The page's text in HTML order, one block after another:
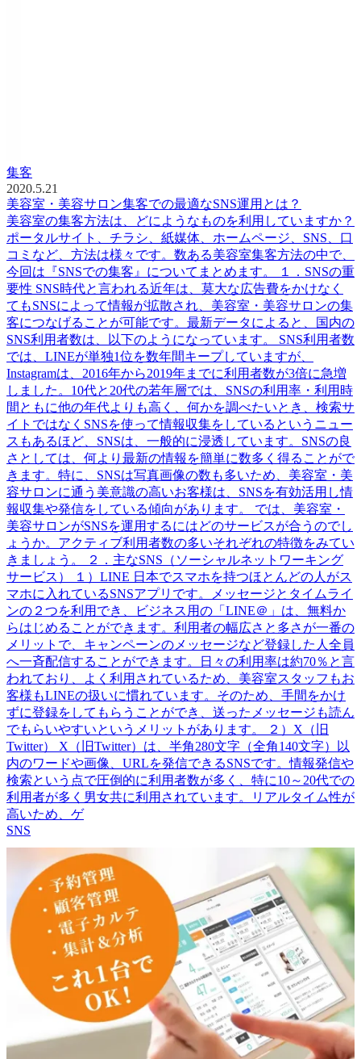
集客
2020.5.21
美容室・美容サロン集客での最適なSNS運用とは？
美容室の集客方法は、どにようなものを利用していますか？
ポータルサイト、チラシ、紙媒体、ホームページ、SNS、口
コミなど、方法は様々です。数ある美容室集客方法の中で、
今回は『SNSでの集客』についてまとめます。 １．SNSの重
要性 SNS時代と言われる近年は、莫大な広告費をかけなく
てもSNSによって情報が拡散され、美容室・美容サロンの集
客につなげることが可能です。最新データによると、国内の
SNS利用者数は、以下のようになっています。 SNS利用者数
では、LINEが単独1位を数年間キープしていますが、
Instagramは、2016年から2019年までに利用者数が3倍に急増
しました。10代と20代の若年層では、SNSの利用率・利用時
間ともに他の年代よりも高く、何かを調べたいとき、検索サ
イトではなくSNSを使って情報収集をしているというニュー
スもあるほど、SNSは、一般的に浸透しています。SNSの良
さとしては、何より最新の情報を簡単に数多く得ることがで
きます。特に、SNSは写真画像の数も多いため、美容室・美
容サロンに通う美意識の高いお客様は、SNSを有効活用し情
報収集や発信をしている傾向があります。 では、美容室・
美容サロンがSNSを運用するにはどのサービスが合うのでし
ょうか。アクティブ利用者数の多いそれぞれの特徴をみてい
きましょう。 ２．主なSNS（ソーシャルネットワーキング
サービス） １）LINE 日本でスマホを持つほとんどの人がス
マホに入れているSNSアプリです。メッセージとタイムライ
ンの２つを利用でき、ビジネス用の「LINE＠」は、無料か
らはじめることができます。利用者の幅広さと多さが一番の
メリットで、キャンペーンのメッセージなど登録した人全員
へ一斉配信することができます。日々の利用率は約70％と言
われており、よく利用されているため、美容室スタッフもお
客様もLINEの扱いに慣れています。そのため、手間をかけ
ずに登録をしてもらうことができ、送ったメッセージも読ん
でもらいやすいというメリットがあります。 ２）X（旧
Twitter） X（旧Twitter）は、半角280文字（全角140文字）以
内のワードや画像、URLを発信できるSNSです。情報発信や
検索という点で圧倒的に利用者数が多く、特に10～20代での
利用者が多く男女共に利用されています。リアルタイム性が
高いため、ゲ
SNS